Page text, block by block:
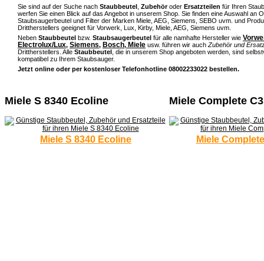
Sie sind auf der Suche nach Staubbeutel Zubehöroder Ersatzteilen für Ihren
werfen Sie einen Blick auf das Angebot in unserem Shop. Sie finden eine Auswahl an
Staubsaugerbeutel und Filter der Marken Miele, AEG, Siemens, SEBO uvm. und
Drittherstellers geeignet für Vorwerk, Lux, Kirby, Miele, AEG, Siemens uvm.
Neben Staubbeutel bzw. Staubsaugerbeutel für alle namhafte Hersteller wie
Electrolux/Lux, Siemens, Bosch, Miele usw. führen wir auch Zubehör und
Drittherstellers. Alle Staubbeutel , die in unserem Shop angeboten werden, sind
kompatibel zu Ihrem Staubsauger.
Jetzt online oder per kostenloser Telefonhotline 08002233022 bestellen.
Miele S 8340 Ecoline
Miele S 8340 Ecoline
Miele Complete
Miele